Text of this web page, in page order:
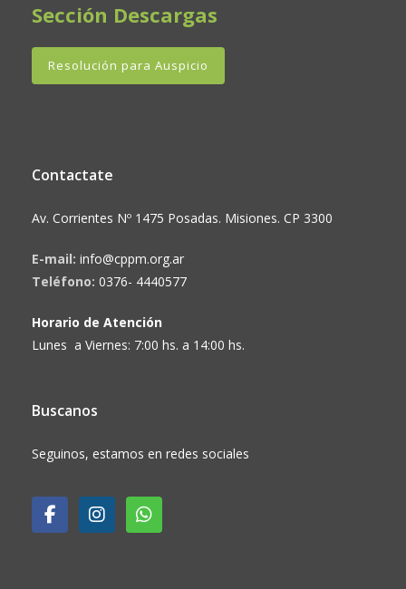
Sección Descargas
Resolución para Auspicio
Contactate
Av. Corrientes Nº 1475 Posadas. Misiones. CP 3300
E-mail: info@cppm.org.ar
Teléfono: 0376- 4440577
Horario de Atención
Lunes a Viernes: 7:00 hs. a 14:00 hs.
Buscanos
Seguinos, estamos en redes sociales